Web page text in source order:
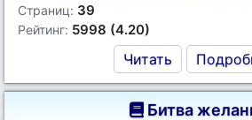
Страниц: 39
Рейтинг: 5998 (4.20)
Читать
Битва